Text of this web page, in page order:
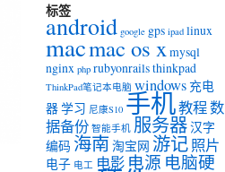
标签
android google gps ipad linux
macmac os xmysql
nginx php rubyonrailsthinkpad
ThinkPad笔记本电脑 windows 充电
器学习 尼康S10 手机教程数
据备份 智能手机 服务器汉字
编码 海南淘宝网 游记照片
电子 电工 电影 电源 电脑硬